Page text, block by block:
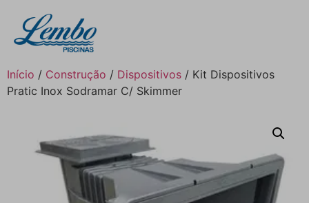
Início / Construção / Dispositivos / Kit Dispositivos
Pratic Inox Sodramar C/ Skimmer